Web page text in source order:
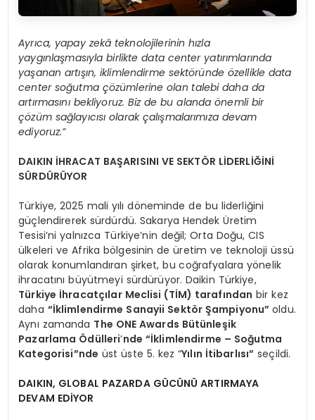
Ayrıca, yapay zekâ teknolojilerinin hızla
yaygınlaşmasıyla birlikte data center yatırımlarında
yaşanan artışın, iklimlendirme sektöründe özellikle data
center soğutma çözümlerine olan talebi daha da
artırmasını bekliyoruz. Biz de bu alanda önemli bir
çözüm sağlayıcısı olarak çalışmalarımıza devam
ediyoruz.”
DAIKIN İHRACAT BAŞARISINI VE SEKTÖR LİDERLİĞİNİ
SÜRDÜRÜYOR
Türkiye, 2025 mali yılı döneminde de bu liderliğini
güçlendirerek sürdürdü. Sakarya Hendek Üretim
Tesisi’ni yalnızca Türkiye’nin değil; Orta Doğu, CIS
ülkeleri ve Afrika bölgesinin de üretim ve teknoloji üssü
olarak konumlandıran şirket, bu coğrafyalara yönelik
ihracatını büyütmeyi sürdürüyor. Daikin Türkiye,
Türkiye İhracatçılar Meclisi (TİM) tarafından bir kez
daha “İklimlendirme Sanayii Sektör Şampiyonu”oldu.
Aynı zamanda The ONE Awards Bütünleşik
Pazarlama Ödülleri’nde “İklimlendirme – Soğutma
Kategorisi”nde üst üste 5. kez “Yılın İtibarlısı” seçildi.
DAIKIN, GLOBAL PAZARDA GÜCÜNÜ ARTIRMAYA
DEVAM EDİYOR